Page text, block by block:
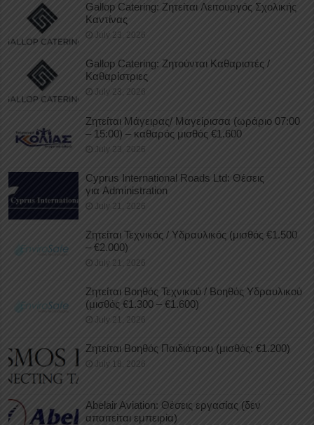
Gallop Catering: Ζητείται Λειτουργός Σχολικής
Καντίνας
July 23, 2026
Gallop Catering: Ζητούνται Καθαριστές /
Καθαρίστριες
July 23, 2026
Ζητείται Μάγειρας/ Μαγείρισσα (ωράριο 07:00
– 15:00) – καθαρός μισθός €1.600
July 23, 2026
Cyprus International Roads Ltd: Θέσεις
για Administration
July 21, 2026
Ζητείται Τεχνικός / Υδραυλικός (μισθός €1.500
– €2.000)
July 21, 2026
Ζητείται Βοηθός Τεχνικού / Βοηθός Υδραυλικού
(μισθός €1.300 – €1.600)
July 21, 2026
Ζητείται Βοηθός Παιδιάτρου (μισθός: €1.200)
July 18, 2026
Abelair Aviation: Θέσεις εργασίας (δεν
απαιτείται εμπειρία)